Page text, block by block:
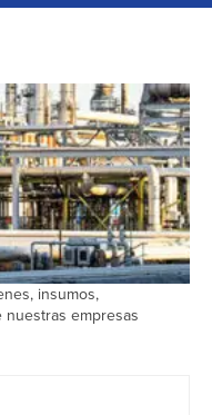
insumos,
empresas